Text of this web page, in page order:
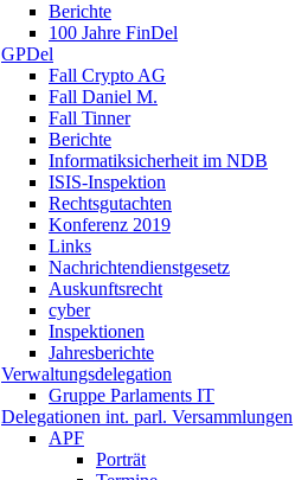
Berichte
100 Jahre FinDel
GPDel
Fall Crypto AG
Fall Daniel M.
Fall Tinner
Berichte
Informatiksicherheit ­im NDB
ISIS-Inspektion
Rechtsgutachten
Konferenz 2019
Links
Nachrichtendienstgesetz
Auskunftsrecht
cyber
Inspektionen
Jahresberichte
Verwaltungsdelegation
Gruppe Parlaments IT
Delegationen int. parl. Versammlungen
APF
Porträt